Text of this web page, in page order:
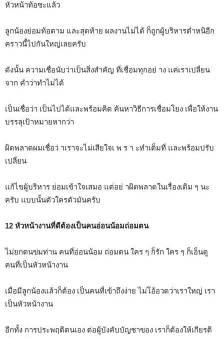
หัวหน้าท้อซะแล้ว
ลูกน้องย่อมท้อตาม และสุดท้าย ผลงานไม่ได้ ก็ถูกผู้บริหารตำหนิอีก
คราวนี้ไปกันใหญ่เลยครับ
ดังนั้น ความเชื่อนับว่าเป็นสิ่งสำคัญ ที่เชื่อมทุกอย่ าง แค่เราเปลี่ยน
จาก คำว่าทำไม่ได้
เป็นเชื่อว่า เป็นไปได้และพร้อมคิด ค้นหาวิธีการเชื่อมโยง เพื่อให้งาน
บรรลุเป้าหมายหากว่า
ผิดพลาดผมเชื่อว่ าเราจะไม่เสียใจเ พ ร า ะทำเต็มที่ และพร้อมปรับ
เปลี่ยน
แก้ไขผู้บริหาร ย่อมเข้าใจเสมอ แต่อย่ าผิดพลาดในเรื่องเดิม ๆ นะ
ครับ แบบนั้นตัวใครตัวมันครับ
12 หัวหน้างานที่ดีต้องเป็นคนอ่อนน้อมถ่อมตน
ไม่ยกตนข่มท่าน คนที่อ่อนน้อม ถ่อมตน ใคร ๆ ก็รัก ใคร ๆ ก็เอ็นดู
คนที่เป็นหัวหน้างาน
เมื่อมีลูกน้องแล้วก็ต้อง เป็นคนที่เข้าถึงง่าย ไม่โอ้อวดว่าเราใหญ่ เรา
เป็นหัวหน้างาน
อีกทั้ง การประพฤติตนเอง ต่อผู้บังคับบัญชาของ เราก็ต้องให้เกียรติ